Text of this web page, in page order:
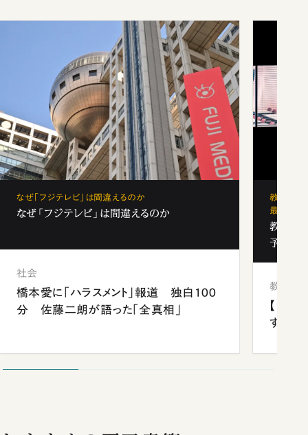
なぜ「フジテレビ」は間違えるのか
なぜ「フジテレビ」は間違えるのか
社会
橋本愛に「ハラスメント」報道 独白100
分 佐藤二朗が語った「全真相」
教育の地
最新勢力
教育の
予備校
教育
【中国
する“